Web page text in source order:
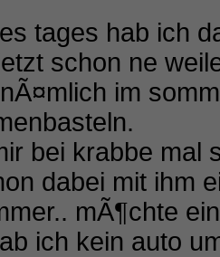
tages hab ich
schon ne
im
bei krabbe mal
dabei mit ihm
mÃ¶chte
ich kein auto